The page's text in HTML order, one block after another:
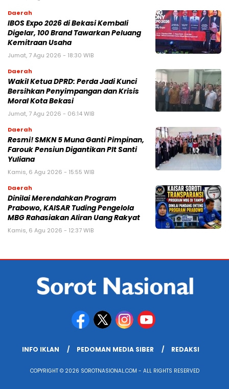
Daerah
IBOS Expo 2026 di Bekasi Kembali
Digelar, 100 Brand Tawarkan Peluang
Kemitraan Usaha
Jumat, 7 Agu 2026 - 18:30 WIB
Daerah
Wakil Ketua DPRD: Perda Jadi Kunci
Bersihkan Penyimpangan dan Krisis
Moral Kota Bekasi
Jumat, 7 Agu 2026 - 06:14 WIB
Daerah
Resmi! SMKN 5 Muna Ganti Pimpinan,
Farouk Pensiun Digantikan Plt Santi
Yuliana
Kamis, 6 Agu 2026 - 15:55 WIB
Daerah
Dinilai Merendahkan Program
Prabowo, KAISAR Tuding Pengelola
MBG Rahasiakan Aliran Uang Rakyat
Kamis, 6 Agu 2026 - 12:37 WIB
INFO IKLAN PEDOMAN MEDIA SIBER REDAKSI
COPYRIGHT © 2026 SOROTNASIONAL.COM - ALL RIGHTS RESERVED